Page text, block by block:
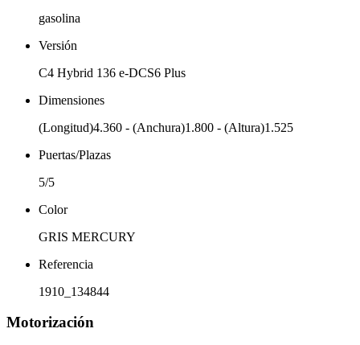
gasolina
Versión
C4 Hybrid 136 e-DCS6 Plus
Dimensiones
(Longitud)4.360 - (Anchura)1.800 - (Altura)1.525
Puertas/Plazas
5/5
Color
GRIS MERCURY
Referencia
1910_134844
Motorización